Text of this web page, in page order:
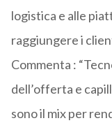
logistica e alle
raggiungere i
Commenta :
dell’offerta e
sono il mix per